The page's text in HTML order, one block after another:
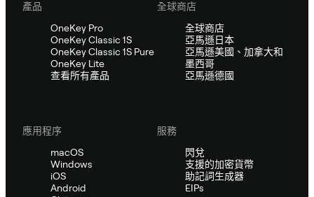
產品
OneKey Pro
OneKey Classic 1S
OneKey Classic 1S Pure
OneKey Lite
查看所有產品
全球商店
全球商店
亞馬遜日本
亞馬遜美國、加拿大和
墨西哥
亞馬遜德國
應用程序
macOS
Windows
iOS
Android
服務
閃兌
支援的加密貨幣
助記詞生成器
EIPs